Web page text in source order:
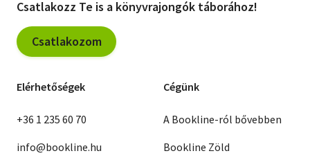
Csatlakozz Te is a könyvrajongók táborához!
Csatlakozom
Elérhetőségek
+36 1 235 60 70
info@bookline.hu
Cégünk
A Bookline-ról bővebben
Bookline Zöld